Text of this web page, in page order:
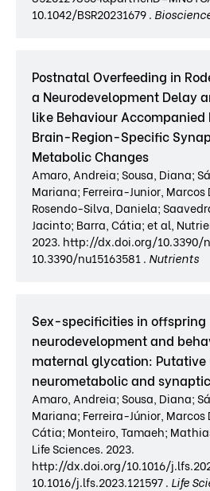
10.1042/BSR20231679 .
Postnatal Overfeeding in
a Neurodevelopment Delay
like Behaviour
Brain-Region-Specific
Metabolic Changes
Amaro, Andreia; Sousa, Diana;
Mariana; Ferreira-Junior, Marcos
Rosendo-Silva, Daniela;
Jacinto; Barra, Cátia; et al,
2023. http://dx.doi.org/10.3390/
10.3390/nu15163581 . Nutrients
Sex-specificities in offspring
neurodevelopment and
maternal glycation:
neurometabolic and
Amaro, Andreia; Sousa, Diana;
Mariana; Ferreira-Júnior, Marcos
Cátia; Monteiro, Tamaeh;
Life Sciences. 2023.
http://dx.doi.org/10.1016/
10.1016/j.lfs.2023.121597 . Life